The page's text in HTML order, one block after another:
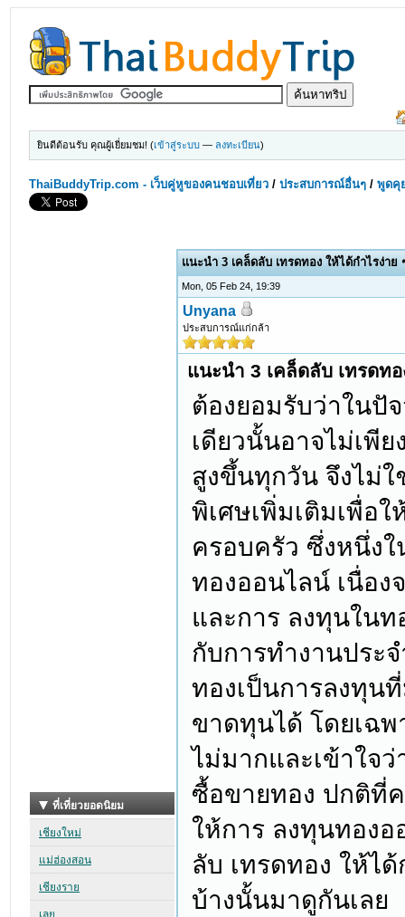
ยินดีต้อนรับ คุณผู้เยี่ยมชม! (เข้าสู่ระบบ — ลงทะเบียน)
ThaiBuddyTrip.com - เว็บคู่หูของคนชอบเที่ยว /ประสบการณ์อื่นๆ /พูดคุ
แนะนำ 3 เคล็ดลับ เทรดทอง ให้ได้กำไรง่าย
Mon, 05 Feb 24, 19:39
Unyana
ประสบการณ์แก่กล้า
แนะนำ 3 เคล็ดลับ เทรดท
ต้องยอมรับว่าในปั
เดียวนั้นอาจไม่เพี
สูงขึ้นทุกวัน จึงไม่
พิเศษเพิ่มเติมเพื่อใ
ครอบครัว ซึ่งหนึ่ง
ทองออนไลน์ เนื่อ
และการ ลงทุนใน
กับการทำงานประ
ทองเป็นการลงทุน
ขาดทุนได้ โดยเฉ
ไม่มากและเข้าใจ
ซื้อขายทอง ปกติที่
ให้การ ลงทุนทองอ
ลับ เทรดทอง ให้ไ
บ้างนั้นมาดูกันเลย